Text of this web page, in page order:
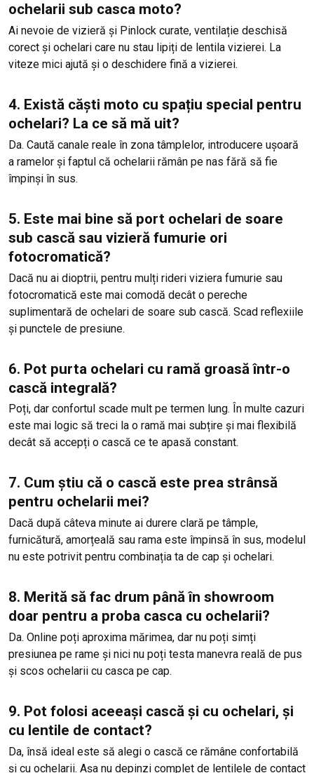
ochelarii sub casca moto?
Ai nevoie de vizieră și Pinlock curate, ventilație deschisă
corect și ochelari care nu stau lipiți de lentila vizierei. La
viteze mici ajută și o deschidere fină a vizierei.
4. Există căști moto cu spațiu special pentru
ochelari? La ce să mă uit?
Da. Caută canale reale în zona tâmplelor, introducere ușoară
a ramelor și faptul că ochelarii rămân pe nas fără să fie
împinși în sus.
5. Este mai bine să port ochelari de soare
sub cască sau vizieră fumurie ori
fotocromatică?
Dacă nu ai dioptrii, pentru mulți rideri viziera fumurie sau
fotocromatică este mai comodă decât o pereche
suplimentară de ochelari de soare sub cască. Scad reflexiile
și punctele de presiune.
6. Pot purta ochelari cu ramă groasă într-o
cască integrală?
Poți, dar confortul scade mult pe termen lung. În multe cazuri
este mai logic să treci la o ramă mai subțire și mai flexibilă
decât să accepți o cască ce te apasă constant.
7. Cum știu că o cască este prea strânsă
pentru ochelarii mei?
Dacă după câteva minute ai durere clară pe tâmple,
furnicătură, amorțeală sau rama este împinsă în sus, modelul
nu este potrivit pentru combinația ta de cap și ochelari.
8. Merită să fac drum până în showroom
doar pentru a proba casca cu ochelarii?
Da. Online poți aproxima mărimea, dar nu poți simți
presiunea pe rame și nici nu poți testa manevra reală de pus
și scos ochelarii cu casca pe cap.
9. Pot folosi aceeași cască și cu ochelari, și
cu lentile de contact?
Da, însă ideal este să alegi o cască ce rămâne confortabilă
și cu ochelarii. Așa nu depinzi complet de lentilele de contact